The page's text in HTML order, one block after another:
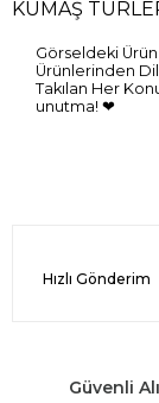
KUMAŞ
Görseldeki
Ürünlerinden
Takılan Her
unutma! ❤
Hızlı Gönderim
Güvenli